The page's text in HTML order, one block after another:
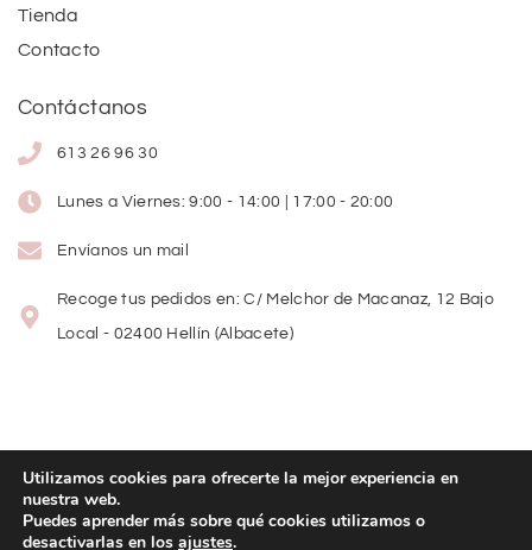
Tienda
Contacto
Contáctanos
613 26 96 30
Lunes a Viernes: 9:00 - 14:00 | 17:00 - 20:00
Envíanos un mail
Recoge tus pedidos en: C/ Melchor de Macanaz, 12 Bajo
Local - 02400 Hellín (Albacete)
Copyright© 2026Lolitas Moda
Utilizamos cookies para ofrecerte la mejor experiencia en
nuestra web.
Puedes aprender más sobre qué cookies utilizamos o
desactivarlas en los ajustes.